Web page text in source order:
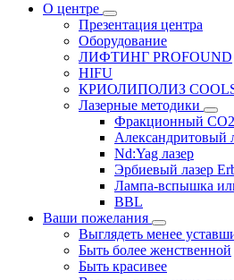
О центре
Презентация центра
Оборудование
ЛИФТИНГ PROFOUND
HIFU
КРИОЛИПОЛИЗ
Лазерные методики
Фракционный
Александритовый
Nd:Yag лазер
Эрбиевый лазер
Лампа-вспышка
BBL
Ваши пожелания
Выглядеть менее
Быть более женственной
Быть красивее